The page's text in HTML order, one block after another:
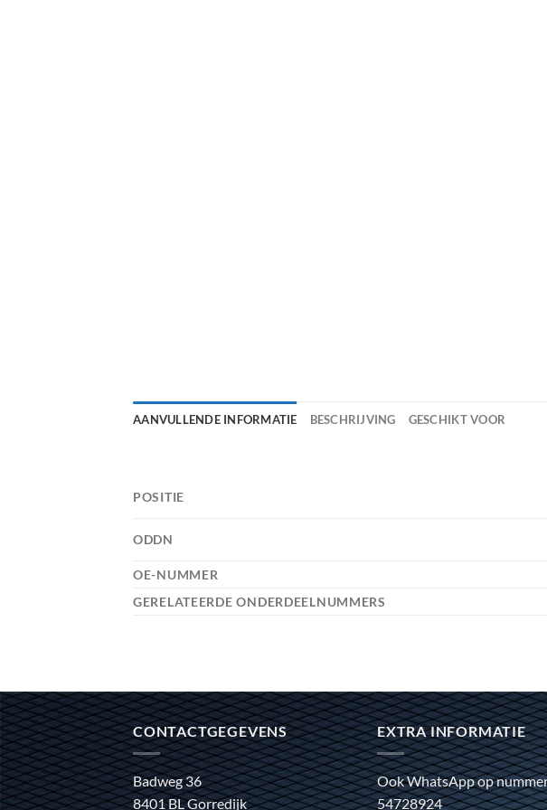
AANVULLENDE INFORMATIE BESCHRIJVING GESCHIKT VOOR
POSITIE
ODDN
OE-NUMMER
GERELATEERDE ONDERDEELNUMMERS
CONTACTGEGEVENS
Badweg 36
8401 BL Gorredijk
EXTRA INFORMATIE
Ook WhatsApp op
54728924